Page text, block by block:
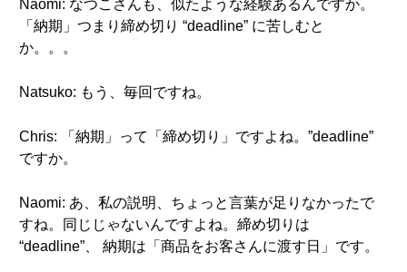
Naomi: なつこさんも、似たような経験あるんですか。
「納期」つまり締め切り “deadline” に苦しむと
か。。。
Natsuko: もう、毎回ですね。
Chris: 「納期」って「締め切り」ですよね。”deadline”
ですか。
Naomi: あ、私の説明、ちょっと言葉が足りなかったで
すね。同じじゃないんですよね。締め切りは
“deadline”、 納期は「商品をお客さんに渡す日」です。